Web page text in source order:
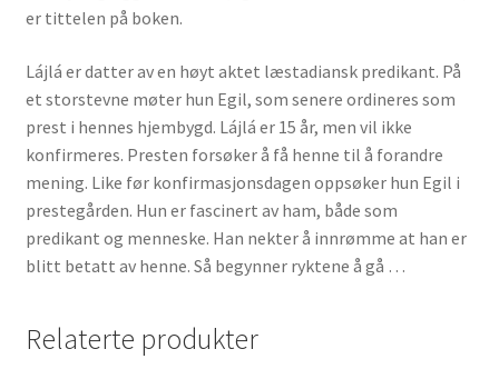
er tittelen på boken.
Lájlá er datter av en høyt aktet læstadiansk predikant. På
et storstevne møter hun Egil, som senere ordineres som
prest i hennes hjembygd. Lájlá er 15 år, men vil ikke
konfirmeres. Presten forsøker å få henne til å forandre
mening. Like før konfirmasjonsdagen oppsøker hun Egil i
prestegården. Hun er fascinert av ham, både som
predikant og menneske. Han nekter å innrømme at han er
blitt betatt av henne. Så begynner ryktene å gå …
Relaterte produkter